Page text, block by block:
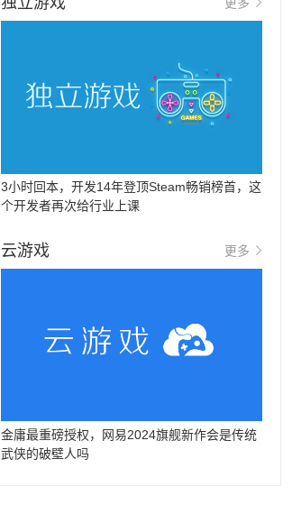
3小时回本，开发14年登顶Steam畅销榜首，这
个开发者再次给行业上课
云游戏 更多
金庸最重磅授权，网易2024旗舰新作会是传统
武侠的破壁人吗